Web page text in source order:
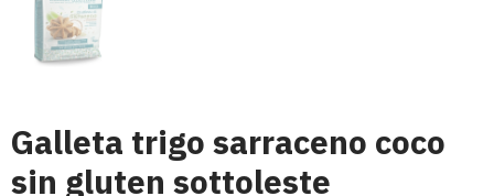
Galleta trigo sarraceno coco
sin gluten sottoleste